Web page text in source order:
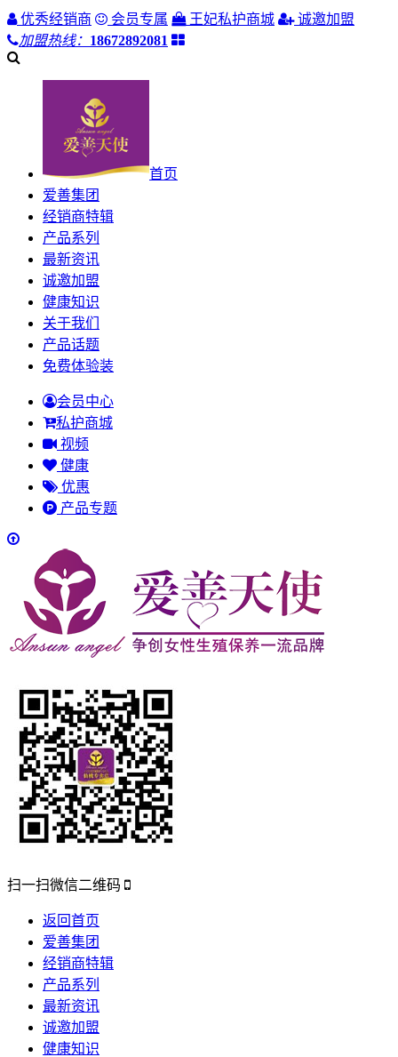
优秀经销商 会员专属 王妃私护商城
诚邀加盟
加盟热线： 18672892081
首页
爱善集团
经销商特辑
产品系列
最新资讯
诚邀加盟
健康知识
关于我们
产品话题
免费体验装
会员中心
私护商城
视频
健康
优惠
产品专题
扫一扫微信二维码
返回首页
爱善集团
经销商特辑
产品系列
最新资讯
诚邀加盟
健康知识